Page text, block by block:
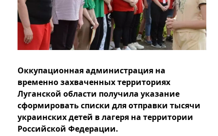
Оккупационная администрация на
временно захваченных территориях
Луганской области получила указание
сформировать списки для отправки тысячи
украинских детей в лагеря на территории
Российской Федерации.